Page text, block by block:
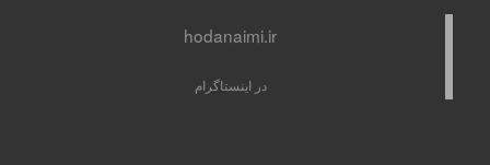
hodanaimi.ir
در اینستاگرام